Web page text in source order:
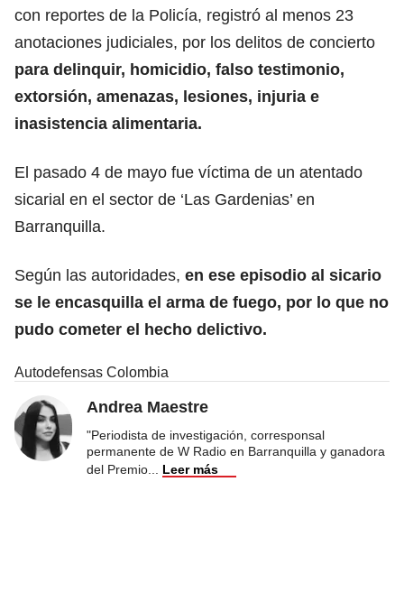
con reportes de la Policía, registró al menos 23
anotaciones judiciales, por los delitos de concierto
para delinquir, homicidio, falso testimonio,
extorsión, amenazas, lesiones, injuria e
inasistencia alimentaria.
El pasado 4 de mayo fue víctima de un atentado
sicarial en el sector de ‘Las Gardenias’ en
Barranquilla.
Según las autoridades, en ese episodio al sicario
se le encasquilla el arma de fuego, por lo que no
pudo cometer el hecho delictivo.
Autodefensas Colombia
Andrea Maestre
"Periodista de investigación, corresponsal
permanente de W Radio en Barranquilla y ganadora
del Premio
Leer más